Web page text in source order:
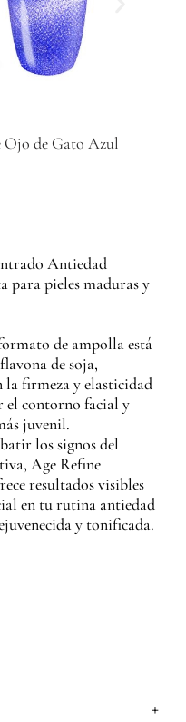
Ojo de Gato Azul
Antiedad
para pieles maduras y
de ampolla está
de soja,
la firmeza y elasticidad
el contorno facial y
juvenil.
los signos del
Age Refine
resultados visibles
en tu rutina antiedad
y tonificada.
+